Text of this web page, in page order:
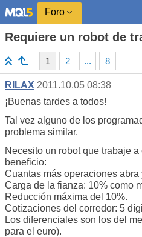
Foro
Requiere un robot de
1 2 ... 8
RILAX 2011.10.05 08:38
¡Buenas tardes a todos!
Tal vez alguno de los
problema similar.
Necesito un robot que trabaje
beneficio:
Cuantas más operaciones abra
Carga de la fianza: 10% como
Reducción máxima del 10%.
Cotizaciones del corredor: 5
Los diferenciales son los del
para el euro).